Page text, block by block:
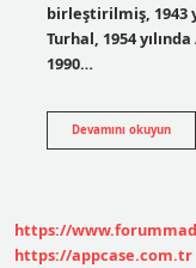
birleştirilmiş, 1943
Turhal, 1954
1990…
Devamını okuyun
Kaç
https://
https://appcase.com.tr